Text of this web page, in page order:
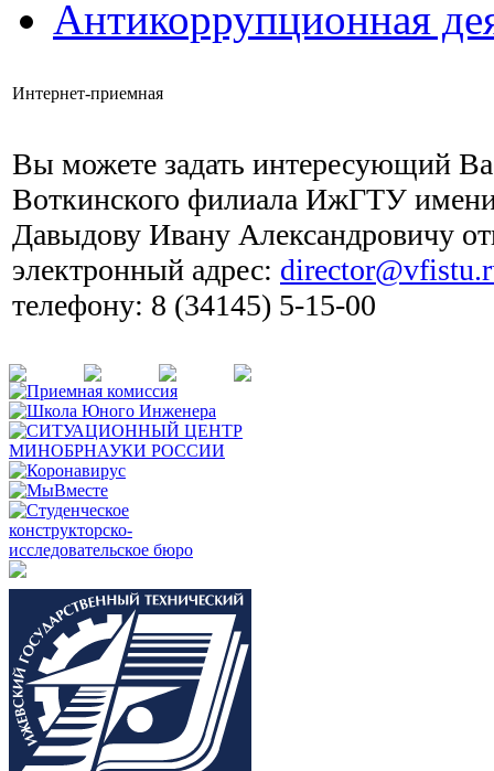
Антикоррупционная
Интернет-приемная
Вы можете задать интересующий
Воткинского филиала ИжГТУ
Давыдову Ивану Александровичу
электронный адрес:
телефону: 8 (34145) 5-15-00